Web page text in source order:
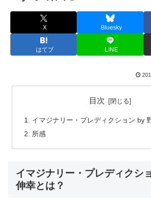
X Bluesky
はてブ LINE
目次
イマジナリー・プレディクション by
所感
イマジナリー・プレディクシ
伸幸とは？